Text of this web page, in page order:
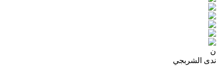
ن
ندى الشربجي